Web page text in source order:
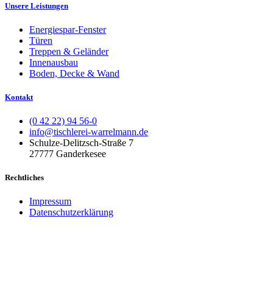
Unsere Leistungen
Energiespar-Fenster
Türen
Treppen & Geländer
Innenausbau
Boden, Decke & Wand
Kontakt
(0 42 22) 94 56-0
info@tischlerei-warrelmann.de
Schulze-Delitzsch-Straße 7
27777 Ganderkesee
Rechtliches
Impressum
Datenschutzerklärung